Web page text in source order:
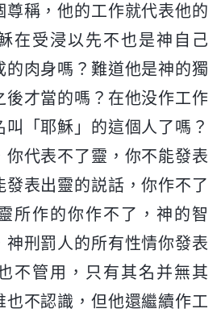
尊稱，他的工作就代表他的
在受浸以先不也是神自己
的肉身嗎？難道他是神的獨
後才當的嗎？在他没作工作
「耶穌」的這個人了嗎？
你代表不了靈，你不能發表
發表出靈的説話，你作不了
所作的你作不了，神的智
神刑罰人的所有性情你發表
不管用，只有其名并無其
也不認識，但他還繼續作工